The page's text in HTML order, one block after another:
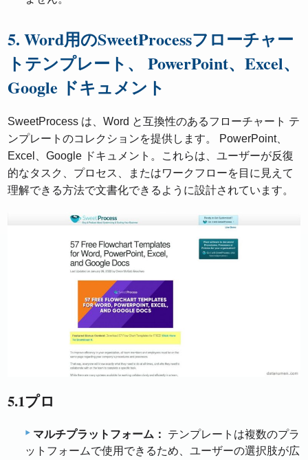
5. Word用のSweetProcessフローチャー
トテンプレート、 PowerPoint、Excel、
Google ドキュメント
SweetProcess は、Word と互換性のあるフローチャート テ
ンプレートのコレクションを提供します。 PowerPoint、
Excel、Google ドキュメント。これらは、ユーザーが反復
的なタスク、プロセス、またはワークフローを目に見えて
理解できる方法で文書化できるように設計されています。
5.1プロ
マルチプラットフォーム：
テンプレートは複数のプラ
ットフォームで使用できるため、ユーザーの選択肢が広